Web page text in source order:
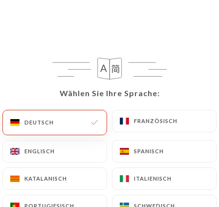
Wählen Sie Ihre Sprache:
DEUTSCH FRANZÖSISCH
ENGLISCH SPANISCH
KATALANISCH ITALIENISCH
Wählen Sie Ihre Sprache:
DEUTSCH FRANZÖSISCH
ENGLISCH SPANISCH
KATALANISCH ITALIENISCH